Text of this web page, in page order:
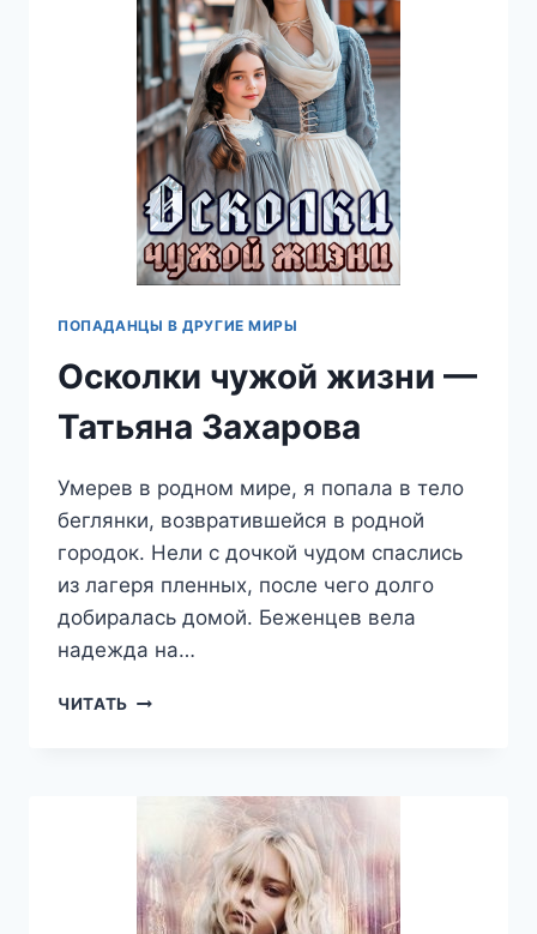
ПОПАДАНЦЫ В ДРУГИЕ МИРЫ
Осколки чужой жизни —
Татьяна Захарова
Умерев в родном мире, я попала в тело
беглянки, возвратившейся в родной
городок. Нели с дочкой чудом спаслись
из лагеря пленных, после чего долго
добиралась домой. Беженцев вела
надежда на…
ЧИТАТЬ ОСКОЛКИ
ТАТЬЯНА
ЗАХАРОВА